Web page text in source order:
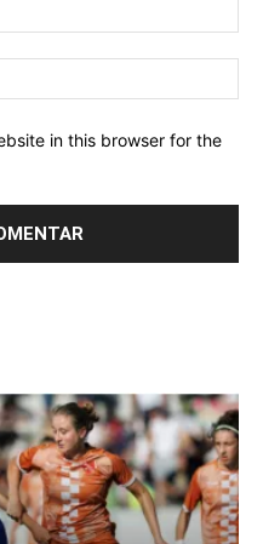
in this browser for the